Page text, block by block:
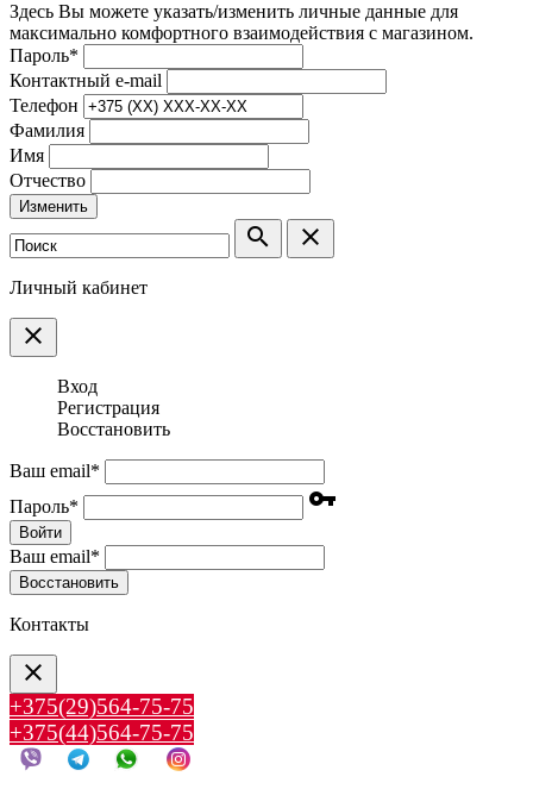
Здесь Вы можете указать/изменить личные данные для
максимально комфортного взаимодействия с магазином.
Пароль*
Контактный e-mail
Телефон
Фамилия
Имя
Отчество
Изменить
search clear
Личный кабинет
clear
Вход
Регистрация
Восстановить
Ваш email*
Пароль* vpn_key
Войти
Ваш email*
Воcстановить
Контакты
clear
+375(29)564-75-75
+375(44)564-75-75